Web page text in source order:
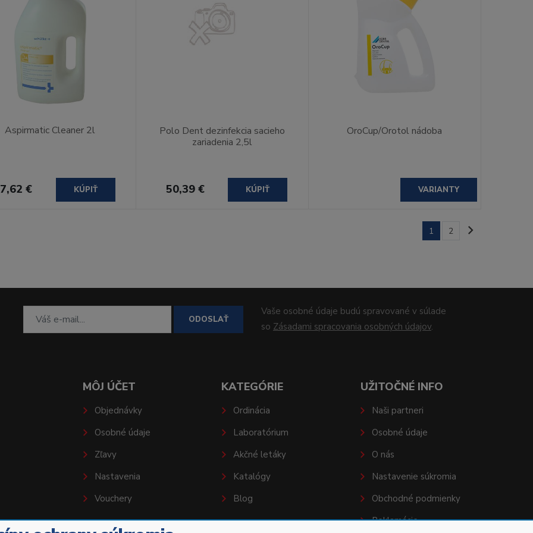
Aspirmatic Cleaner 2l
€ KÚPIŤ
Polo Dent dezinfekcia sacieho
zariadenia 2,5l
50,39 € KÚPIŤ
OroCup/Orotol nádoba
VARIANTY
1 2
ODOSLAŤ
Vaše osobné údaje budú spravované v súlade
so Zásadami spracovania osobných údajov.
MÔJ ÚČET
Objednávky
Osobné údaje
Zľavy
Nastavenia
Vouchery
KATEGÓRIE
Ordinácia
Laboratórium
Akčné letáky
Katalógy
Blog
UŽITOČNÉ INFO
Naši partneri
Osobné údaje
O nás
Nastavenie súkromia
Obchodné podmienky
Reklamácie